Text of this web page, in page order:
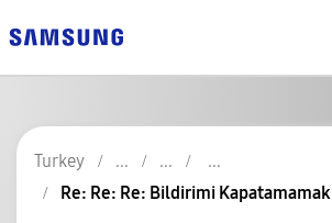
Turkey
Re: Re: Re: Bildirimi Kapatamamak